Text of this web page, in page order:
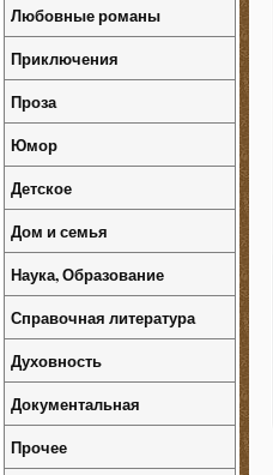
Любовные романы
Приключения
Проза
Юмор
Детское
Дом и семья
Наука, Образование
Справочная литература
Духовность
Документальная
Прочее